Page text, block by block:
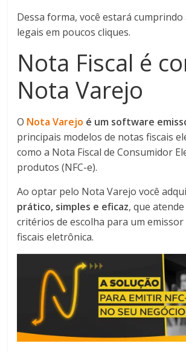
Dessa forma, você estará cumprindo
legais em poucos cliques.
Nota Fiscal é
Nota Varejo
O Nota Varejo é um software
principais modelos de notas fiscais
como a Nota Fiscal de Consumidor
produtos (NFC-e).
Ao optar pelo Nota Varejo você
prático, simples e eficaz, que
critérios de escolha para um
fiscais eletrônica.